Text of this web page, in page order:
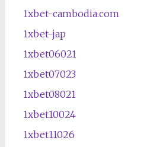
1xbet-cambodia.com
1xbet-jap
1xbet06021
1xbet07023
1xbet08021
1xbet10024
1xbet11026